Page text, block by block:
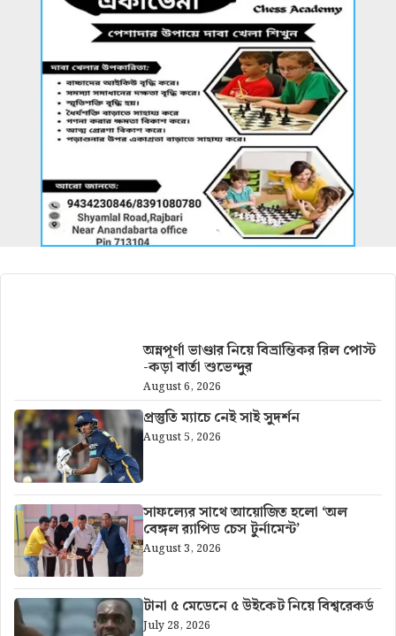
অন্নপূর্ণা ভাণ্ডার নিয়ে বিভ্রান্তিকর রিল পোস্ট
-কড়া বার্তা শুভেন্দুর
August 6, 2026
প্রস্তুতি ম্যাচে নেই সাই সুদর্শন
August 5, 2026
সাফল্যের সাথে আয়োজিত হলো ‘অল
বেঙ্গল র‍্যাপিড চেস টুর্নামেন্ট’
August 3, 2026
টানা ৫ মেডেনে ৫ উইকেট নিয়ে বিশ্বরেকর্ড
July 28, 2026